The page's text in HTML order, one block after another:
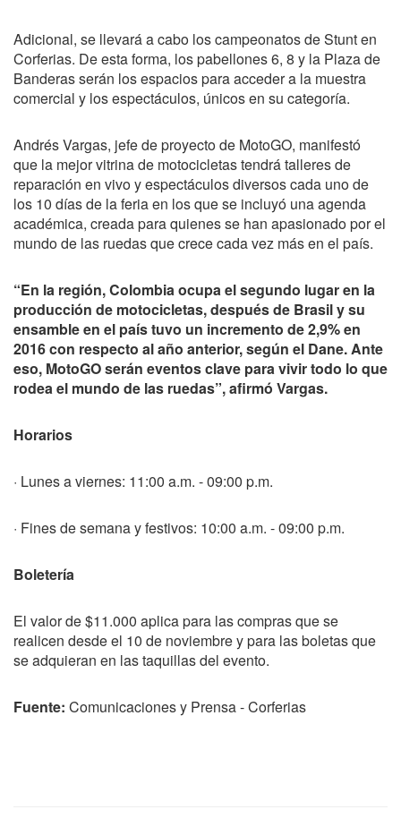
Adicional, se llevará a cabo los campeonatos de Stunt en
Corferias. De esta forma, los pabellones 6, 8 y la Plaza de
Banderas serán los espacios para acceder a la muestra
comercial y los espectáculos, únicos en su categoría.
Andrés Vargas, jefe de proyecto de MotoGO, manifestó
que la mejor vitrina de motocicletas tendrá talleres de
reparación en vivo y espectáculos diversos cada uno de
los 10 días de la feria en los que se incluyó una agenda
académica, creada para quienes se han apasionado por el
mundo de las ruedas que crece cada vez más en el país.
“En la región, Colombia ocupa el segundo lugar en la
producción de motocicletas, después de Brasil y su
ensamble en el país tuvo un incremento de 2,9% en
2016 con respecto al año anterior, según el Dane. Ante
eso, MotoGO serán eventos clave para vivir todo lo que
rodea el mundo de las ruedas”, afirmó Vargas.
Horarios
· Lunes a viernes: 11:00 a.m. - 09:00 p.m.
· Fines de semana y festivos: 10:00 a.m. - 09:00 p.m.
Boletería
El valor de $11.000 aplica para las compras que se
realicen desde el 10 de noviembre y para las boletas que
se adquieran en las taquillas del evento.
Fuente: Comunicaciones y Prensa - Corferias